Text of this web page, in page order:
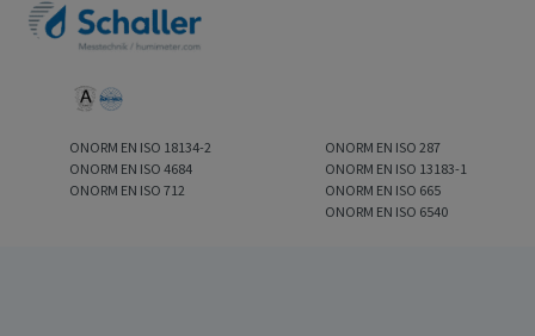
ONORM EN ISO 18134-2
ONORM EN ISO 4684
ONORM EN ISO 712
ONORM EN ISO 287
ONORM EN ISO 13183-1
ONORM EN ISO 665
ONORM EN ISO 6540